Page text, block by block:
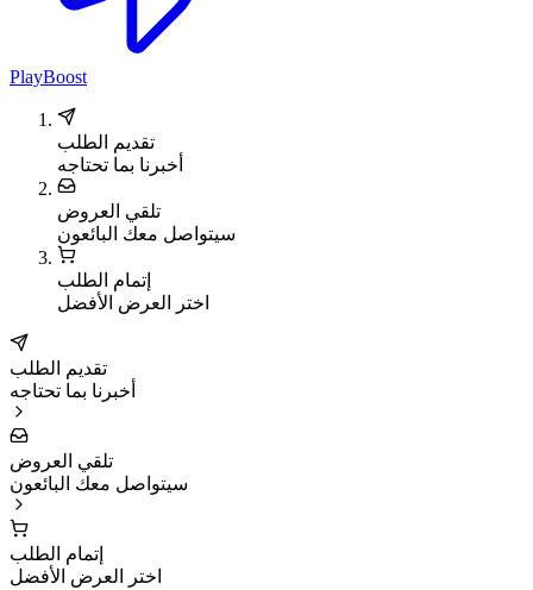
PlayBoost
تقديم الطلب
أخبرنا بما تحتاجه
تلقي العروض
سيتواصل معك البائعون
إتمام الطلب
اختر العرض الأفضل
تقديم الطلب
أخبرنا بما تحتاجه
تلقي العروض
سيتواصل معك البائعون
إتمام الطلب
اختر العرض الأفضل